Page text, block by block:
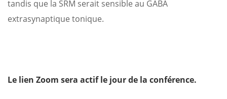
tandis que la SRM serait sensible au GABA
extrasynaptique tonique.
Le lien Zoom sera actif le jour de la conférence.